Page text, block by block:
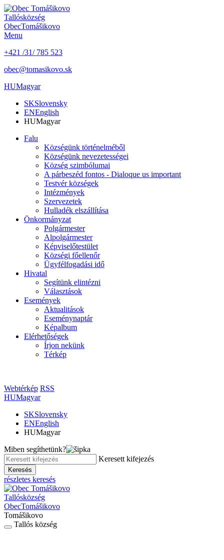
Tallósközség
ObecTomášikovo
Menu
+421 /31/ 785 523
obec@tomasikovo.sk
HUMagyar
SKSlovensky
ENEnglish
HUMagyar
Falu
Községünk történelméből
Községünk nevezetességei
Község szimbólumai
A párbeszéd fontos - Dialoque us important
Testvér községek
Intézmények
Szervezetek
Hulladék elszállítása
Önkormányzat
Polgármester
Alpolgármester
Képviselőtestület
Községi főellenőr
Ügyfélfogadási idő
Hivatal
Segítünk elintézni
Választások
Események
Aktualitások
Eseménynaptár
Képalbum
Elérhetőségek
Írjon nekünk
Térkép
Webtérkép RSS
HUMagyar
SKSlovensky
ENEnglish
HUMagyar
Miben segíthetünk?
Keresett kifejezés
Keresés
részletes keresés
Tallósközség
ObecTomášikovo
Tomášikovo
Tallós község